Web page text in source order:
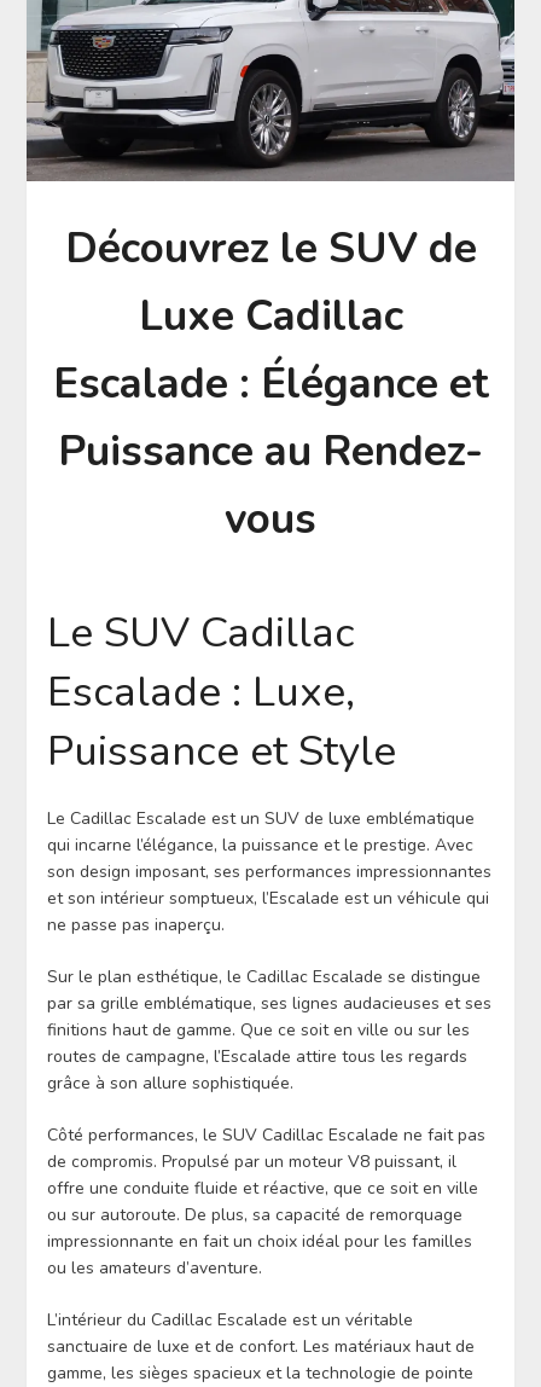
Découvrez le SUV de
Luxe Cadillac
Escalade : Élégance et
Puissance au Rendez-
vous
Le SUV Cadillac
Escalade : Luxe,
Puissance et Style
Le Cadillac Escalade est un SUV de luxe emblématique
qui incarne l’élégance, la puissance et le prestige. Avec
son design imposant, ses performances impressionnantes
et son intérieur somptueux, l’Escalade est un véhicule qui
ne passe pas inaperçu.
Sur le plan esthétique, le Cadillac Escalade se distingue
par sa grille emblématique, ses lignes audacieuses et ses
finitions haut de gamme. Que ce soit en ville ou sur les
routes de campagne, l’Escalade attire tous les regards
grâce à son allure sophistiquée.
Côté performances, le SUV Cadillac Escalade ne fait pas
de compromis. Propulsé par un moteur V8 puissant, il
offre une conduite fluide et réactive, que ce soit en ville
ou sur autoroute. De plus, sa capacité de remorquage
impressionnante en fait un choix idéal pour les familles
ou les amateurs d’aventure.
L’intérieur du Cadillac Escalade est un véritable
sanctuaire de luxe et de confort. Les matériaux haut de
gamme, les sièges spacieux et la technologie de pointe